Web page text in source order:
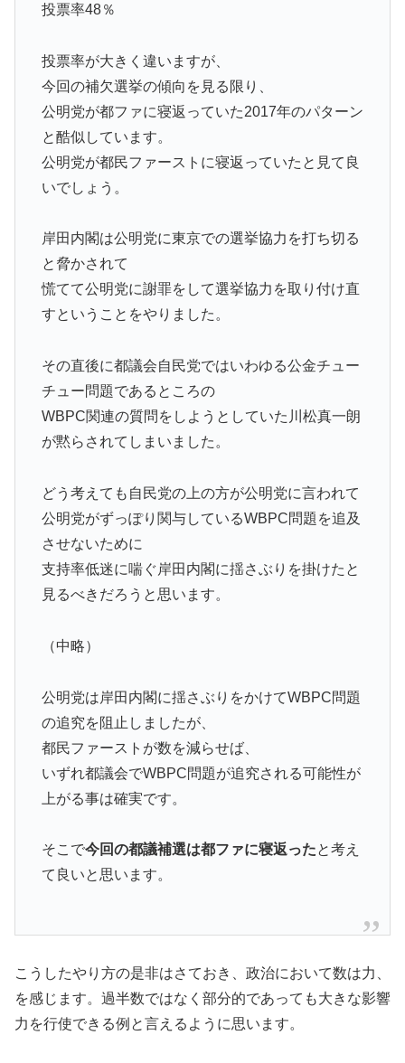
投票率48％
投票率が大きく違いますが、
今回の補欠選挙の傾向を見る限り、
公明党が都ファに寝返っていた2017年のパターン
と酷似しています。
公明党が都民ファーストに寝返っていたと見て良
いでしょう。
岸田内閣は公明党に東京での選挙協力を打ち切る
と脅かされて
慌てて公明党に謝罪をして選挙協力を取り付け直
すということをやりました。
その直後に都議会自民党ではいわゆる公金チュー
チュー問題であるところの
WBPC関連の質問をしようとしていた川松真一朗
が黙らされてしまいました。
どう考えても自民党の上の方が公明党に言われて
公明党がずっぽり関与しているWBPC問題を追及
させないために
支持率低迷に喘ぐ岸田内閣に揺さぶりを掛けたと
見るべきだろうと思います。
（中略）
公明党は岸田内閣に揺さぶりをかけてWBPC問題
の追究を阻止しましたが、
都民ファーストが数を減らせば、
いずれ都議会でWBPC問題が追究される可能性が
上がる事は確実です。
そこで今回の都議補選は都ファに寝返ったと考え
て良いと思います。
こうしたやり方の是非はさておき、政治において数は力、
を感じます。過半数ではなく部分的であっても大きな影響
力を行使できる例と言えるように思います。